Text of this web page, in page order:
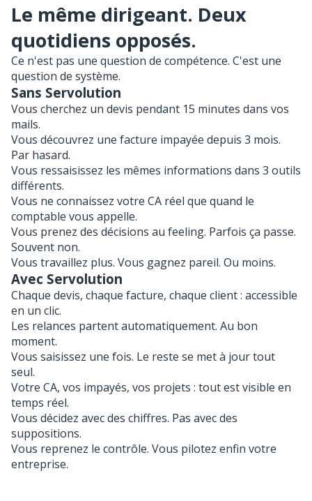
Le même dirigeant. Deux
quotidiens opposés.
Ce n'est pas une question de compétence. C'est une
question de système.
Sans Servolution
Vous cherchez un devis pendant 15 minutes dans vos
mails.
Vous découvrez une facture impayée depuis 3 mois.
Par hasard.
Vous ressaisissez les mêmes informations dans 3 outils
différents.
Vous ne connaissez votre CA réel que quand le
comptable vous appelle.
Vous prenez des décisions au feeling. Parfois ça passe.
Souvent non.
Vous travaillez plus. Vous gagnez pareil. Ou moins.
Avec Servolution
Chaque devis, chaque facture, chaque client : accessible
en un clic.
Les relances partent automatiquement. Au bon
moment.
Vous saisissez une fois. Le reste se met à jour tout
seul.
Votre CA, vos impayés, vos projets : tout est visible en
temps réel.
Vous décidez avec des chiffres. Pas avec des
suppositions.
Vous reprenez le contrôle. Vous pilotez enfin votre
entreprise.